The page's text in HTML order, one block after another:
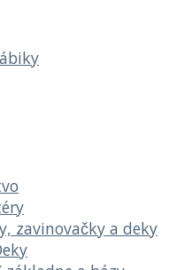
zavinovačky a deky